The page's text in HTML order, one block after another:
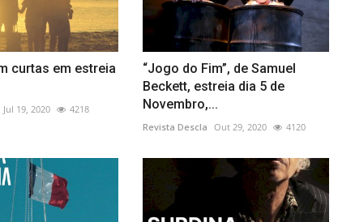
curtas em estreia
Jul 19, 2020 4218
“Jogo do Fim”, de Samuel
Beckett, estreia dia 5 de
Novembro,...
Revista Descla Out 29, 2020 4120
Ser do Contra de regresso ao Sapo em
Revista Descla Dez 20, 2020 4424